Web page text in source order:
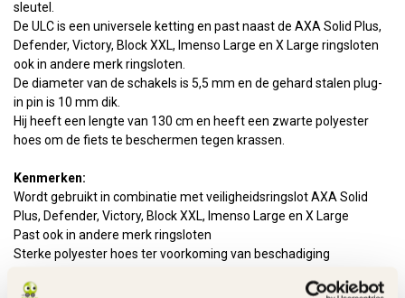
sleutel.
De ULC is een universele ketting en past naast de AXA Solid Plus,
Defender, Victory, Block XXL, Imenso Large en X Large ringsloten
ook in andere merk ringsloten.
De diameter van de schakels is 5,5 mm en de gehard stalen plug-
in pin is 10 mm dik.
Hij heeft een lengte van 130 cm en heeft een zwarte polyester
hoes om de fiets te beschermen tegen krassen.
Kenmerken:
Wordt gebruikt in combinatie met veiligheidsringslot AXA Solid
Plus, Defender, Victory, Block XXL, Imenso Large en X Large
Past ook in andere merk ringsloten
Sterke polyester hoes ter voorkoming van beschadiging
Overige kenmerken: